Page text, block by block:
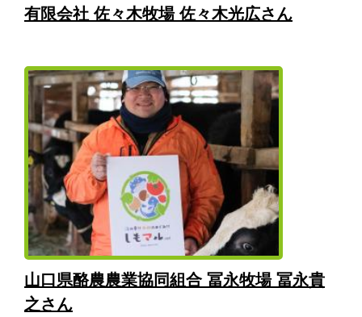
有限会社 佐々木牧場 佐々木光広さん
山口県酪農農業協同組合 冨永牧場 冨永貴
之さん